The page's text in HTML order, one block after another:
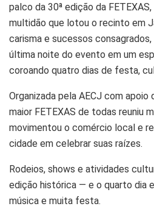
palco da 30ª edição da
multidão que lotou o recinto em
carisma e sucessos
última noite do evento em um
coroando quatro dias de festa,
Organizada pela AECJ com
maior FETEXAS de todas reuniu
movimentou o comércio local e
cidade em celebrar suas raízes.
Rodeios, shows e atividades
edição histórica — e o quarto dia
música e muita festa.